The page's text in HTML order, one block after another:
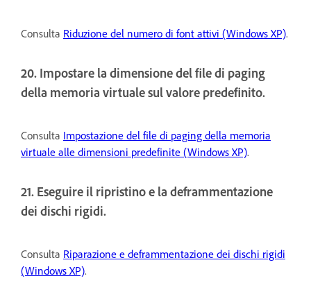
Consulta Riduzione del numero di font attivi (Windows XP).
20. Impostare la dimensione del file di paging
della memoria virtuale sul valore predefinito.
Consulta Impostazione del file di paging della memoria
virtuale alle dimensioni predefinite (Windows XP).
21. Eseguire il ripristino e la deframmentazione
dei dischi rigidi.
Consulta Riparazione e deframmentazione dei dischi rigidi
(Windows XP).